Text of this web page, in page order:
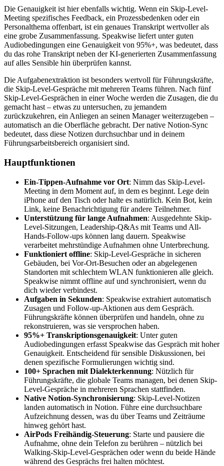
Die Genauigkeit ist hier ebenfalls wichtig. Wenn ein Skip-Level-
Meeting spezifisches Feedback, ein Prozessbedenken oder ein
Personalthema offenbart, ist ein genaues Transkript wertvoller als
eine grobe Zusammenfassung. Speakwise liefert unter guten
Audiobedingungen eine Genauigkeit von 95%+, was bedeutet, dass
du das rohe Transkript neben der KI-generierten Zusammenfassung
auf alles Sensible hin überprüfen kannst.
Die Aufgabenextraktion ist besonders wertvoll für Führungskräfte,
die Skip-Level-Gespräche mit mehreren Teams führen. Nach fünf
Skip-Level-Gesprächen in einer Woche werden die Zusagen, die du
gemacht hast – etwas zu untersuchen, zu jemandem
zurückzukehren, ein Anliegen an seinen Manager weiterzugeben –
automatisch an die Oberfläche gebracht. Der native Notion-Sync
bedeutet, dass diese Notizen durchsuchbar und in deinem
Führungsarbeitsbereich organisiert sind.
Hauptfunktionen
Ein-Tippen-Aufnahme vor Ort: Nimm das Skip-Level-
Meeting in dem Moment auf, in dem es beginnt. Lege dein
iPhone auf den Tisch oder halte es natürlich. Kein Bot, kein
Link, keine Benachrichtigung für andere Teilnehmer.
Unterstützung für lange Aufnahmen: Ausgedehnte Skip-
Level-Sitzungen, Leadership-Q&As mit Teams und All-
Hands-Follow-ups können lang dauern. Speakwise
verarbeitet mehrstündige Aufnahmen ohne Unterbrechung.
Funktioniert offline: Skip-Level-Gespräche in sicheren
Gebäuden, bei Vor-Ort-Besuchen oder an abgelegenen
Standorten mit schlechtem WLAN funktionieren alle gleich.
Speakwise nimmt offline auf und synchronisiert, wenn du
dich wieder verbindest.
Aufgaben in Sekunden: Speakwise extrahiert automatisch
Zusagen und Follow-up-Aktionen aus dem Gespräch.
Führungskräfte können überprüfen und handeln, ohne zu
rekonstruieren, was sie versprochen haben.
95%+ Transkriptionsgenauigkeit: Unter guten
Audiobedingungen erfasst Speakwise das Gespräch mit hoher
Genauigkeit. Entscheidend für sensible Diskussionen, bei
denen spezifische Formulierungen wichtig sind.
100+ Sprachen mit Dialekterkennung: Nützlich für
Führungskräfte, die globale Teams managen, bei denen Skip-
Level-Gespräche in mehreren Sprachen stattfinden.
Native Notion-Synchronisierung: Skip-Level-Notizen
landen automatisch in Notion. Führe eine durchsuchbare
Aufzeichnung dessen, was du über Teams und Zeiträume
hinweg gehört hast.
AirPods Freihändig-Steuerung: Starte und pausiere die
Aufnahme, ohne dein Telefon zu berühren – nützlich bei
Walking-Skip-Level-Gesprächen oder wenn du beide Hände
während des Gesprächs frei halten möchtest.